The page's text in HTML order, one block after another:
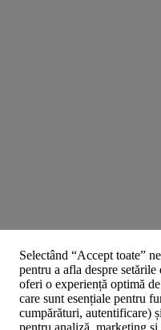
Selectând “Accept toate”
pentru a afla despre
oferi o experiență optimă
care sunt esențiale pentru
cumpărături, autentificare)
pentru analiză, marketing